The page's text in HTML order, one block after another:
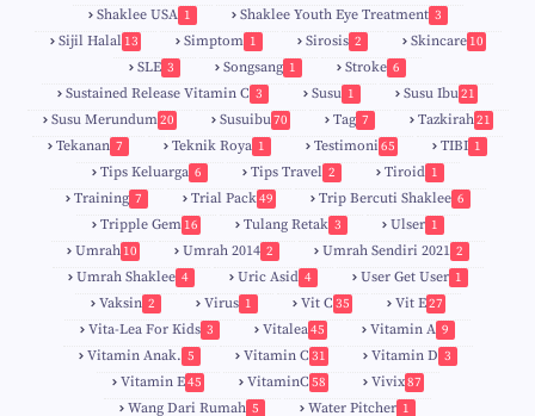
Shaklee USA 1 Shaklee Youth Eye Treatment 3
Sijil Halal 13 Simptom 1 Sirosis 2 Skincare 10
SLE 3 Songsang 1 Stroke 6
Sustained Release Vitamin C 3 Susu 1 Susu Ibu21
0
Susu Merundum20
1
Susuibu70 Tag 7 Tazkirah21
7
Tekanan 7 Teknik Roya 1 Testimoni 65
5
TIBI 1
Tips Keluarga 6 Tips Travel 2 Tiroid 1
Training 7 Trial Pack49 Trip Bercuti Shaklee 6
Tripple Gem 16 Tulang Retak 3 Ulser 1
Umrah 10 Umrah 2014 2 Umrah Sendiri 2021 2
Umrah Shaklee 4 Uric Asid 4 User Get User 1
Vaksin 2 Virus 1 Vit C 35 Vit E27
Vita-Lea For Kids 3 Vitalea45 Vitamin A 9
Vitamin Anak. 5 Vitamin C 31 Vitamin D 3
Vitamin E45 VitaminC 58 Vivix87
Wang Dari Rumah 5 Water Pitcher 1